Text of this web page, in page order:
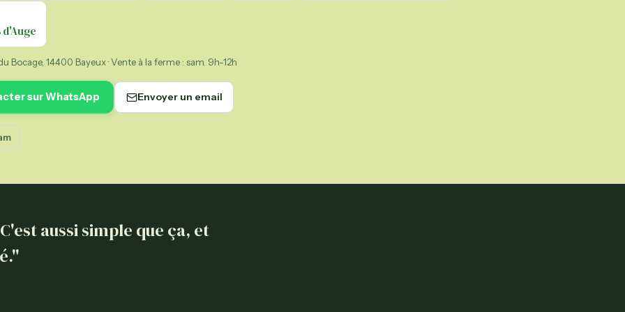
prix
filière
Provence…
d'Auge
Bocage, 14400 Bayeux · Vente à la ferme : sam. 9h-12h
sur WhatsApp Envoyer un email
aussi simple que ça, et